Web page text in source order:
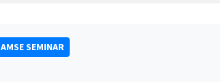
AMSE SEMINAR